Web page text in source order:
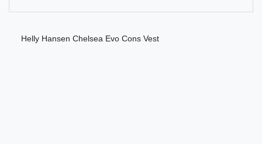
Helly Hansen Chelsea Evo Cons Vest